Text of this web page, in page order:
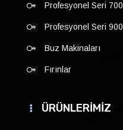
Profesyonel Seri 700
Profesyonel Seri 900
Buz Makinaları
Fırınlar
ÜRÜNLERİMİZ